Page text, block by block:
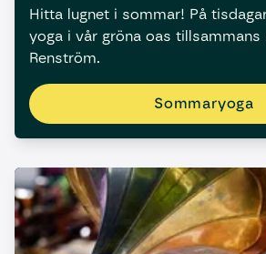
Hitta lugnet i sommar! På
yoga i vår gröna oas tillsammans
Renström.
Sommaryoga